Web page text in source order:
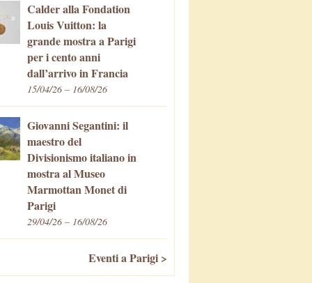
Calder alla Fondation
Louis Vuitton: la
grande mostra a Parigi
per i cento anni
dall’arrivo in Francia
15/04/26 – 16/08/26
Giovanni Segantini: il
maestro del
Divisionismo italiano in
mostra al Museo
Marmottan Monet di
Parigi
29/04/26 – 16/08/26
Eventi a Parigi >